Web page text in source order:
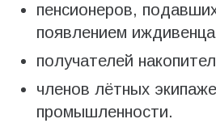
пенсионеров,
появлением
получателей
членов лётных
промышленности.